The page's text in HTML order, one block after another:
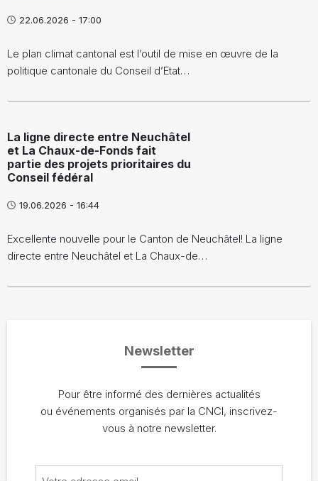
22.06.2026 - 17:00
Le plan climat cantonal est l’outil de mise en œuvre de la
politique cantonale du Conseil d’Etat…
La ligne directe entre Neuchâtel
et La Chaux-de-Fonds fait
partie des projets prioritaires du
Conseil fédéral
19.06.2026 - 16:44
Excellente nouvelle pour le Canton de Neuchâtel! La ligne
directe entre Neuchâtel et La Chaux-de…
Newsletter
Pour être informé des dernières actualités
ou événements organisés par la CNCI, inscrivez-
vous à notre newsletter.